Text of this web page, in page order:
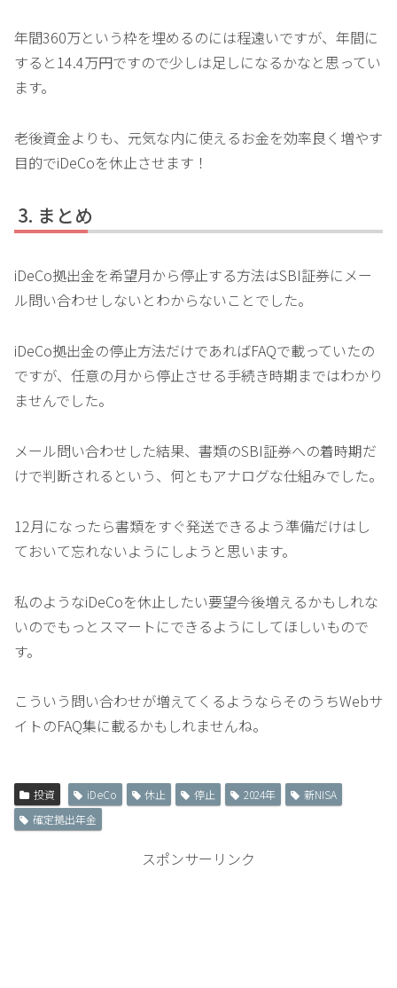
年間360万という枠を埋めるのには程遠いですが、年間に
すると14.4万円ですので少しは足しになるかなと思ってい
ます。
老後資金よりも、元気な内に使えるお金を効率良く増やす
目的でiDeCoを休止させます！
まとめ
iDeCo拠出金を希望月から停止する方法はSBI証券にメー
ル問い合わせしないとわからないことでした。
iDeCo拠出金の停止方法だけであればFAQで載っていたの
ですが、任意の月から停止させる手続き時期まではわかり
ませんでした。
メール問い合わせした結果、書類のSBI証券への着時期だ
けで判断されるという、何ともアナログな仕組みでした。
12月になったら書類をすぐ発送できるよう準備だけはし
ておいて忘れないようにしようと思います。
私のようなiDeCoを休止したい要望今後増えるかもしれな
いのでもっとスマートにできるようにしてほしいもので
す。
こういう問い合わせが増えてくるようならそのうちWebサ
イトのFAQ集に載るかもしれませんね。
投資 iDeCo 休止 停止 2024年
新NISA
確定拠出年金
スポンサーリンク